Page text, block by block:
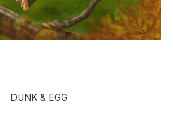
DUNK & EGG